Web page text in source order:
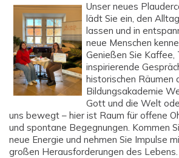
Unser neues
lädt Sie ein, den
lassen und in
neue Menschen
Genießen Sie Kaffee,
inspirierende
historischen Räumen
Bildungsakademie
Gott und die Welt
uns bewegt – hier ist Raum für offene
und spontane Begegnungen. Kommen
neue Energie und nehmen Sie Impulse
großen Herausforderungen des Lebens.